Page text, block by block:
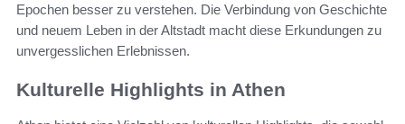
Epochen besser zu verstehen. Die Verbindung von Geschichte
und neuem Leben in der Altstadt macht diese Erkundungen zu
unvergesslichen Erlebnissen.
Kulturelle Highlights in Athen